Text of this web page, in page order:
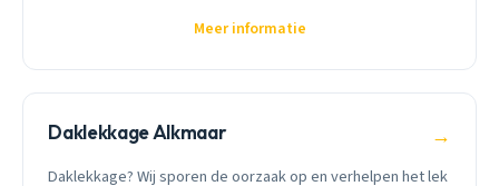
Meer informatie
Daklekkage Alkmaar →
Daklekkage? Wij sporen de oorzaak op en verhelpen het lek